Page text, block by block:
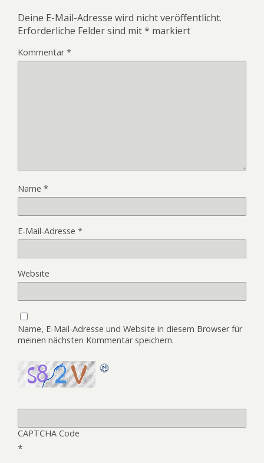
Deine E-Mail-Adresse wird nicht veröffentlicht.
Erforderliche Felder sind mit* markiert
Kommentar*
Name *
E-Mail-Adresse *
Website
Name, E-Mail-Adresse und Website in diesem Browser für
meinen nächsten Kommentar speichern.
CAPTCHA Code
*